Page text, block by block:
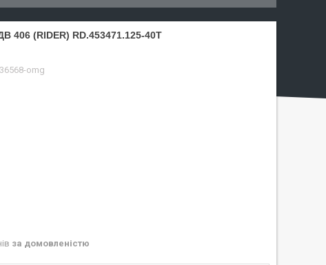
(RIDER) RD.453471.125-40Т
omg
за домовленістю